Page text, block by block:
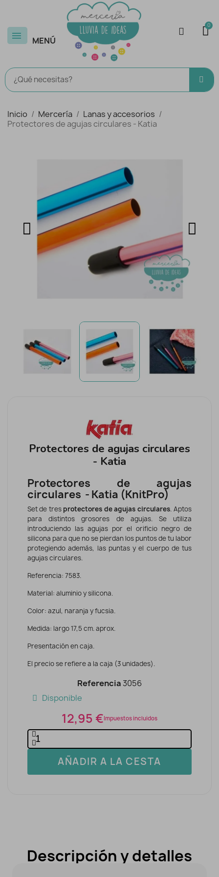
MENÚ
Inicio Mercería
Lanas y accesorios
Protectores de agujas circulares - Katia
Protectores de agujas circulares
- Katia
Protectores de agujas
circulares - Katia (KnitPro)
Set de tres protectores de agujas circulares. Aptos
para distintos grosores de agujas. Se utiliza
introduciendo las agujas por el orificio negro de
silicona para que no se pierdan los puntos de tu labor
protegiendo además, las puntas y el cuerpo de tus
agujas circulares.
Referencia: 7583.
Material: aluminio y silicona.
Color: azul, naranja y fucsia.
Medida: largo 17,5 cm. aprox.
Presentación en caja.
El precio se refiere a la caja (3 unidades).
Referencia 3056
Disponible
12,95 €Impuestos incluidos
AÑADIR A LA CESTA
Descripción y detalles